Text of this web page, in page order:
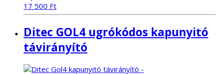
17 500 Ft
Ditec GOL4 ugrókódos kapunyitó
távirányító